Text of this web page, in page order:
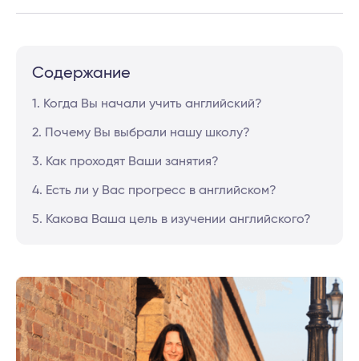
Содержание
1. Когда Вы начали учить английский?
2. Почему Вы выбрали нашу школу?
3. Как проходят Ваши занятия?
4. Есть ли у Вас прогресс в английском?
5. Какова Ваша цель в изучении английского?